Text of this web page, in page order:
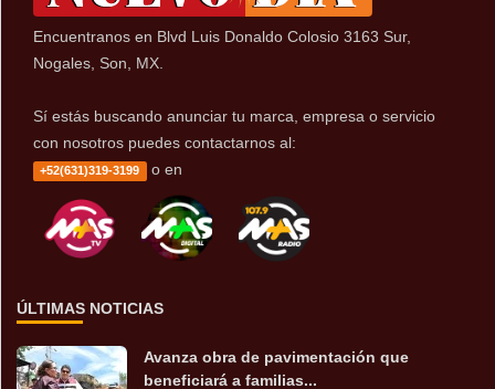
Encuentranos en Blvd Luis Donaldo Colosio 3163 Sur,
Nogales, Son, MX.
Sí estás buscando anunciar tu marca, empresa o servicio
con nosotros puedes contactarnos al:
+52(631)319-3199 o en
ÚLTIMAS NOTICIAS
Avanza obra de pavimentación que
beneficiará a familias...